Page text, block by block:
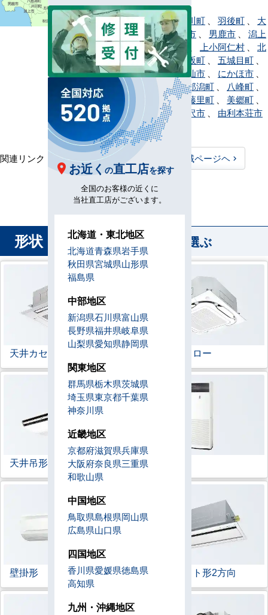
秋田市、井川町 羽後町
大
潟村 、大館市 男鹿市
潟上
市、鹿角市 上小阿仁村
北
秋田市、小坂町 五城目町
仙北市、大仙市 にかほ市
能代市 、八郎潟町 八峰町
東成瀬村 、 藤里町 美郷町
三種町、 湯沢市
由利本荘市
、横手市
関連リンク： TOPページヘ
秋田県全域ページヘ
形状 から業務用エアコンを選ぶ
天井カセット形4方向 ラウンドフロー
天井吊形 床置形
壁掛形 天井カセット形2方向
お近く の直工店を探す
全国のお客様の近くに
当社直工店がございます。
北海道・東北地区
北海道青森県岩手県
秋田県宮城県山形県
福島県
中部地区
新潟県石川県富山県
長野県福井県岐阜県
山梨県愛知県静岡県
関東地区
群馬県栃木県茨城県
埼玉県東京都千葉県
神奈川県
近畿地区
京都府滋賀県兵庫県
大阪府奈良県三重県
和歌山県
中国地区
鳥取県島根県岡山県
広島県山口県
四国地区
香川県愛媛県徳島県
高知県
九州・沖縄地区